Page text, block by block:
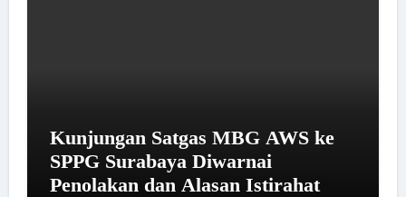
Kunjungan Satgas MBG AWS ke
SPPG Surabaya Diwarnai
Penolakan dan Alasan Istirahat